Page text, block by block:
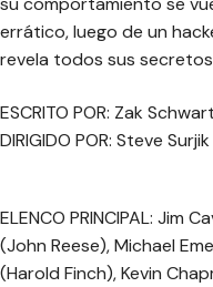
errático, luego de un
revela todos sus
ESCRITO POR: Zak
DIRIGIDO POR: Steve Surjik
ELENCO PRINCIPAL: Jim
(John Reese), Michael
(Harold Finch), Kevin